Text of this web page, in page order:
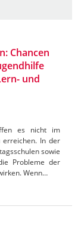
Chancen
und
es nicht im
erreichen. In der
sowie
Probleme der
Wenn…